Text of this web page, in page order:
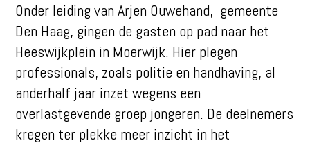
Onder leiding van Arjen Ouwehand, gemeente
Den Haag, gingen de gasten op pad naar het
Heeswijkplein in Moerwijk. Hier plegen
professionals, zoals politie en handhaving, al
anderhalf jaar inzet wegens een
overlastgevende groep jongeren. De deelnemers
kregen ter plekke meer inzicht in het